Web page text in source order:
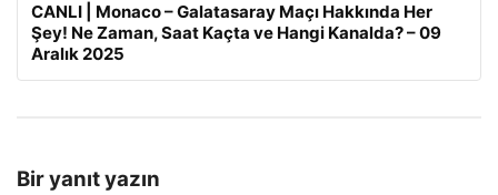
CANLI | Monaco – Galatasaray Maçı Hakkında Her
Şey! Ne Zaman, Saat Kaçta ve Hangi Kanalda? – 09
Aralık 2025
Bir yanıt yazın